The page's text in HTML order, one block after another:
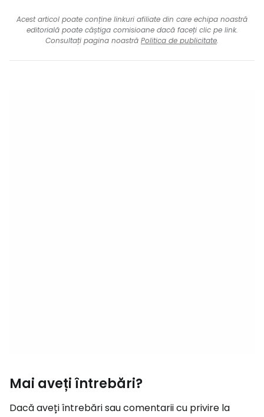
Acest articol poate conține linkuri afiliate din care echipa noastră
editorială poate câștiga comisioane dacă faceți clic pe link.
Consultați pagina noastră Politica de publicitate.
Mai aveți întrebări?
Dacă aveți întrebări sau comentarii cu privire la